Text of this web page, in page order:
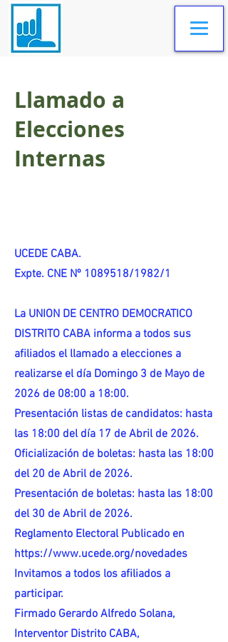
Llamado a
Elecciones
Internas
UCEDE CABA.
Expte. CNE Nº 1089518/1982/1
La UNION DE CENTRO DEMOCRATICO
DISTRITO CABA informa a todos sus
afiliados el llamado a elecciones a
realizarse el día Domingo 3 de Mayo de
2026 de 08:00 a 18:00.
Presentación listas de candidatos: hasta
las 18:00 del día 17 de Abril de 2026.
Oficialización de boletas: hasta las 18:00
del 20 de Abril de 2026.
Presentación de boletas: hasta las 18:00
del 30 de Abril de 2026.
Reglamento Electoral Publicado en
https://www.ucede.org/novedades
Invitamos a todos los afiliados a
participar.
Firmado Gerardo Alfredo Solana,
Interventor Distrito CABA,